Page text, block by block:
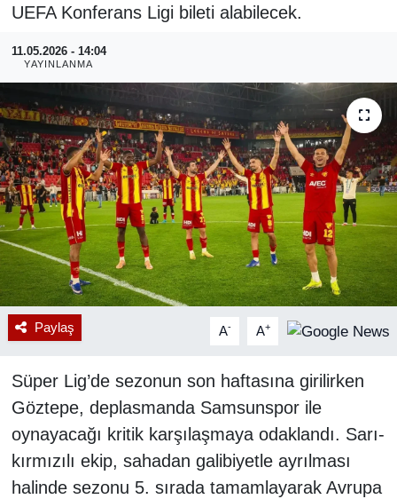
UEFA Konferans Ligi bileti alabilecek.
11.05.2026 - 14:04
YAYINLANMA
Paylaş A- A+
Süper Lig’de sezonun son haftasına girilirken
Göztepe, deplasmanda Samsunspor ile
oynayacağı kritik karşılaşmaya odaklandı. Sarı-
kırmızılı ekip, sahadan galibiyetle ayrılması
halinde sezonu 5. sırada tamamlayarak Avrupa
RESMİ REKLAM